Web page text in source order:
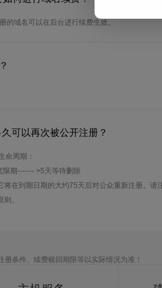
的域名可以在后台进行续费生效。
可以再次被公开注册？
命周期：
期------- >5天等待删除
将在到期日期的大约75天后对公众重新注册。请
。
条件、续费赎回期限等以实际情况为准！